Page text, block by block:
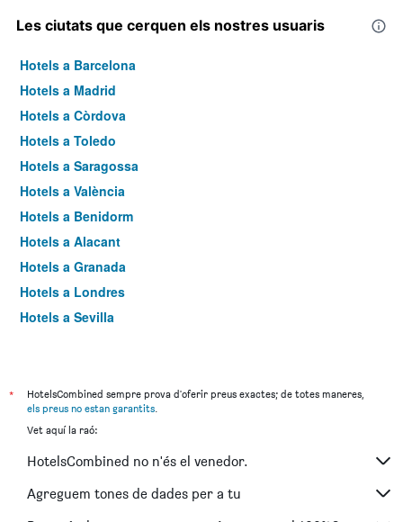
Les ciutats que cerquen els nostres usuaris
Hotels a Barcelona
Hotels a Madrid
Hotels a Còrdova
Hotels a Toledo
Hotels a Saragossa
Hotels a València
Hotels a Benidorm
Hotels a Alacant
Hotels a Granada
Hotels a Londres
Hotels a Sevilla
*
HotelsCombined sempre prova d'oferir preus exactes; de totes maneres,
els preus no estan garantits.
Vet aquí la raó:
HotelsCombined no n'és el venedor.
Agreguem tones de dades per a tu